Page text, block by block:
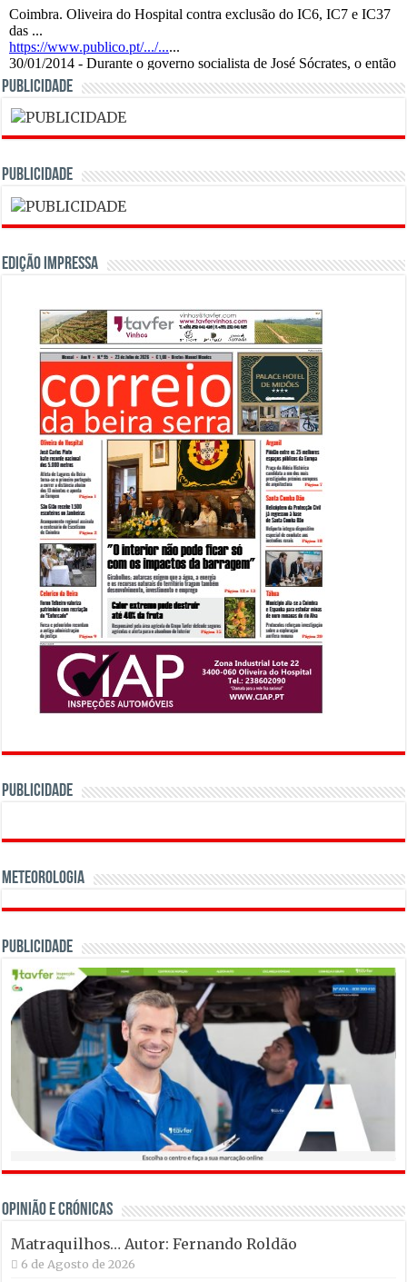
PUBLICIDADE
PUBLICIDADE
Edição Impressa
PUBLICIDADE
Meteorologia
Publicidade
OPINIÃO E CRÓNICAS
Matraquilhos… Autor: Fernando Roldão
6 de Agosto de 2026